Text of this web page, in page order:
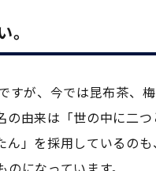
すが、今では昆布茶、
の由来は「世の中に二つ
ん」を採用しているのも